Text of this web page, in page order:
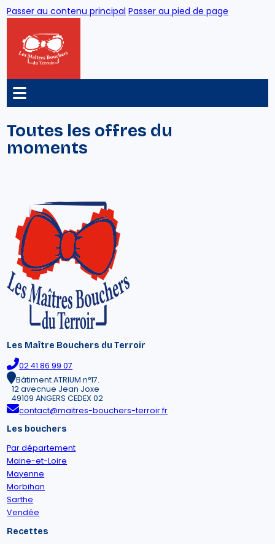
Passer au contenu principal Passer au pied de page
Toutes les offres du
moments
Les Maître Bouchers du Terroir
02 41 86 99 07
Bâtiment ATRIUM n°17.
12 avecnue Jean Joxe
49109 ANGERS CEDEX 02
contact@maitres-bouchers-terroir.fr
Les bouchers
Par département
Maine-et-Loire
Mayenne
Morbihan
Sarthe
Vendée
Recettes